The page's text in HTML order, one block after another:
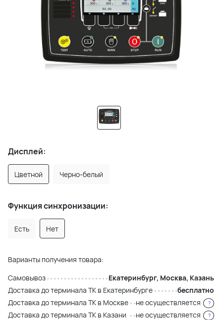
Дисплей:
Цветной Черно-белый
Функция синхронизации:
Есть Нет
Варианты получения товара:
Самовывоз
Екатеринбург, Москва, Казань
Доставка до терминала ТК в Екатеринбурге
бесплатно
Доставка до терминала ТК в Москве
не осуществляется ?
Доставка до терминала ТК в Казани не осуществляется ?